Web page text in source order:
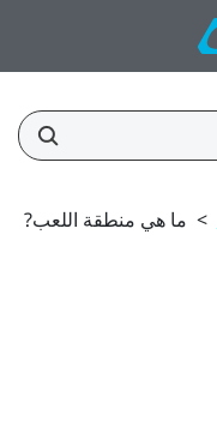
> ما هي منطقة اللعب?